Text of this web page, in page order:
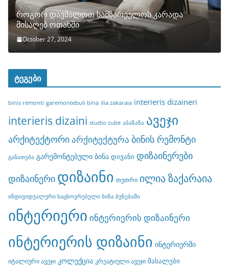
როგორ დავმალოთ სამზარეულოს კარადა
მისაღებ ოთახში
October 27, 2024
ტეგები
binis remonti garemontebuli bina ilia zakaraia interieris dizaineri
interieris dizaini studio cube აბაზანა ავეჯი
არქიტექტორიარქიტექტურა ბინის რემონტი
განათება გარემონტებული ბინა დივანი დიზაინერები
დიზაინერი დიზაინი თეთრი ილია ზაქარაია
ინდივიდუალური საცხოვრებელი ბინა ბუნებაში
ინტერიერი ინტერიერის დიზაინერი
ინტერიერის დიზაინი ინტერიერში
იტალიური ავეჯი კოლექცია კრეატიული ავეჯი მასალები